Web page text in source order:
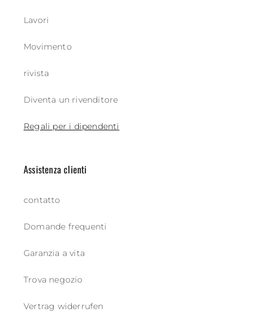
Lavori
Movimento
rivista
Diventa un rivenditore
Regali per i dipendenti
Assistenza clienti
contatto
Domande frequenti
Garanzia a vita
Trova negozio
Vertrag widerrufen